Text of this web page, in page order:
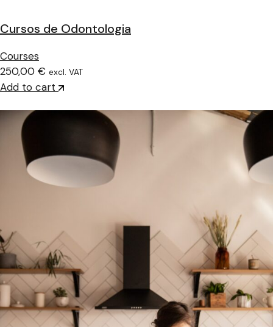
Cursos de Odontologia
Courses
250,00 € excl. VAT
Add to cart